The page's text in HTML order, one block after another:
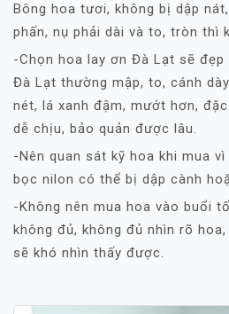
Bông hoa tươi, không bị dập
phấn, nụ phải dài và to, tròn thì
-Chọn hoa lay ơn Đà Lạt sẽ đẹp
Đà Lạt thường mập, to, cánh
nét, lá xanh đậm, mướt hơn,
dễ chịu, bảo quản được lâu.
-Nên quan sát kỹ hoa khi mua
bọc nilon có thể bị dập cành
-Không nên mua hoa vào buổi
không đủ, không đủ nhìn rõ
sẽ khó nhìn thấy được.